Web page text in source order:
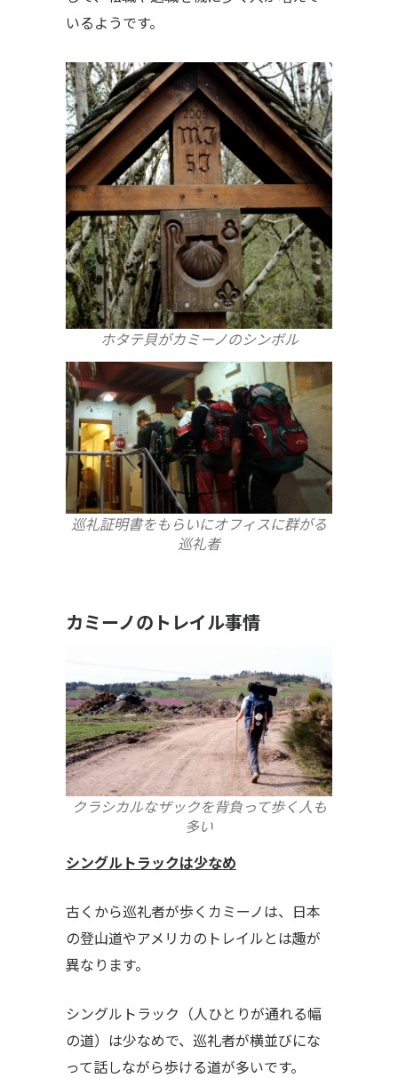
いるようです。
ホタテ貝がカミーノのシンボル
巡礼証明書をもらいにオフィスに群がる
巡礼者
カミーノのトレイル事情
クラシカルなザックを背負って歩く人も
多い
シングルトラックは少なめ
古くから巡礼者が歩くカミーノは、日本
の登山道やアメリカのトレイルとは趣が
異なります。
シングルトラック（人ひとりが通れる幅
の道）は少なめで、巡礼者が横並びにな
って話しながら歩ける道が多いです。